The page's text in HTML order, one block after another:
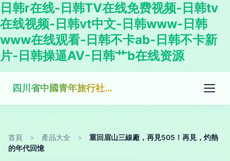
日韩r在线-日韩TV在线免费视频-日韩tv
在线视频-日韩vt中文-日韩www-日韩
www在线观看-日韩不卡ab-日韩不卡新
片-日韩操逼AV-日韩艹b在线资源
四川省中國青年旅行社有限公司佳靈分社
首頁 > 產品大全 >
重回眉山三線廠，再見505！再見，灼熱
的年代回憶